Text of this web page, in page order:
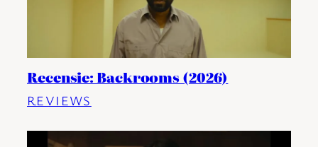
Recensie: Backrooms (2026)
REVIEWS